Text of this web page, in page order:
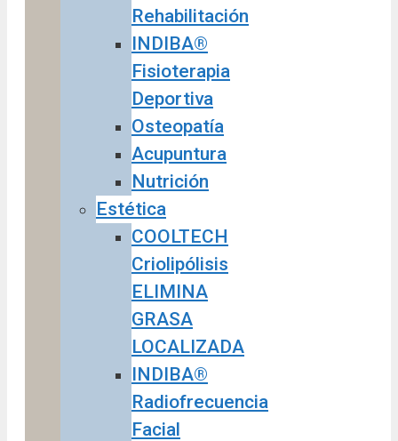
Rehabilitación
INDIBA®
Fisioterapia
Deportiva
Osteopatía
Acupuntura
Nutrición
Estética
COOLTECH
Criolipólisis
ELIMINA
GRASA
LOCALIZADA
INDIBA®
Radiofrecuencia
Facial